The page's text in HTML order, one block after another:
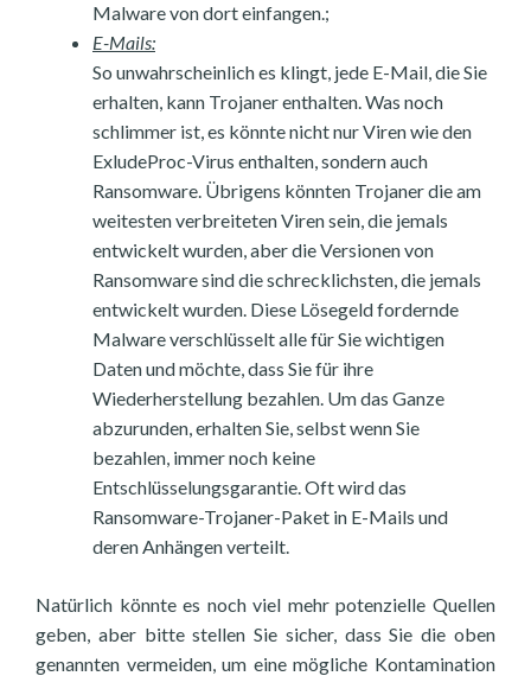
Malware von dort einfangen.;
E-Mails:
So unwahrscheinlich es klingt, jede E-Mail, die Sie
erhalten, kann Trojaner enthalten. Was noch
schlimmer ist, es könnte nicht nur Viren wie den
ExludeProc-Virus enthalten, sondern auch
Ransomware. Übrigens könnten Trojaner die am
weitesten verbreiteten Viren sein, die jemals
entwickelt wurden, aber die Versionen von
Ransomware sind die schrecklichsten, die jemals
entwickelt wurden. Diese Lösegeld fordernde
Malware verschlüsselt alle für Sie wichtigen
Daten und möchte, dass Sie für ihre
Wiederherstellung bezahlen. Um das Ganze
abzurunden, erhalten Sie, selbst wenn Sie
bezahlen, immer noch keine
Entschlüsselungsgarantie. Oft wird das
Ransomware-Trojaner-Paket in E-Mails und
deren Anhängen verteilt.
Natürlich könnte es noch viel mehr potenzielle Quellen
geben, aber bitte stellen Sie sicher, dass Sie die oben
genannten vermeiden, um eine mögliche Kontamination